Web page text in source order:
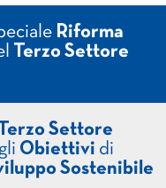
Riforma
Terzo Settore
Terzo Settore
Obiettivi di
Sostenibile